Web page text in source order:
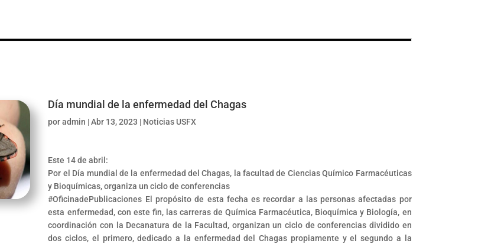
Día mundial de la enfermedad del Chagas
poradmin |Abr 13, 2023 | Noticias USFX
Este 14 de abril:
Por el Día mundial de la enfermedad del Chagas, la facultad de Ciencias Químico Farmacéuticas
y Bioquímicas, organiza un ciclo de conferencias
#OficinadePublicaciones El propósito de esta fecha es recordar a las personas afectadas por
esta enfermedad, con este fin, las carreras de Química Farmacéutica, Bioquímica y Biología, en
coordinación con la Decanatura de la Facultad, organizan un ciclo de conferencias dividido en
dos ciclos, el primero, dedicado a la enfermedad del Chagas propiamente y el segundo a la